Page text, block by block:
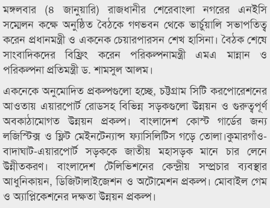
মঙ্গলবার (৪ জানুয়ারি) রাজধানীর শেরেবাংলা নগরের এনইসি
সম্মেলন কক্ষে অনুষ্ঠিত বৈঠকে গণভবন থেকে ভার্চুয়ালি সভাপতিত্ব
করেন প্রধানমন্ত্রী ও একনেক চেয়ারপারসন শেখ হাসিনা। বৈঠক শেষে
সাংবাদিকদের বিফ্রিং করেন পরিকল্পনামন্ত্রী এমএ মান্নান ও
পরিকল্পনা প্রতিমন্ত্রী ড. শামসুল আলম।
একনেকে অনুমোদিত প্রকল্পগুলো হচ্ছে, চট্টগ্রাম সিটি করপোরেশনের
আওতায় এয়ারপোর্ট রোডসহ বিভিন্ন সড়কগুলো উন্নয়ন ও গুরুত্বপূর্ণ
অবকাঠামোগত উন্নয়ন প্রকল্প। বাংলাদেশ কোস্ট গার্ডের জন্য
লজিস্টিক্স ও ফ্লিট মেইনটেন্যান্স ফ্যাসিলিটিস গড়ে তোলা।কুমারগাঁও-
বাদাঘাট-এয়ারপোর্ট সড়ককে জাতীয় মহাসড়ক মানে চার লেনে
উন্নীতকরণ। বাংলাদেশ টেলিভিশনের কেন্দ্রীয় সম্প্রচার ব্যবস্থার
আধুনিকায়ন, ডিজিটালাইজেশন ও অটোমেশন প্রকল্প। মোবাইল গেম
ও অ্যাপ্লিকেশনের দক্ষতা উন্নয়ন প্রকল্প।